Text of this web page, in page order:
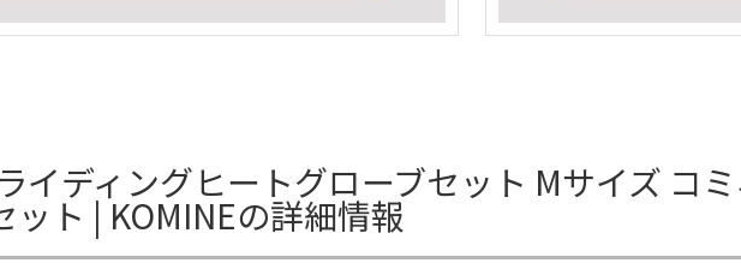
イディングヒートグローブセット Mサイズ コ
ット | KOMINEの詳細情報